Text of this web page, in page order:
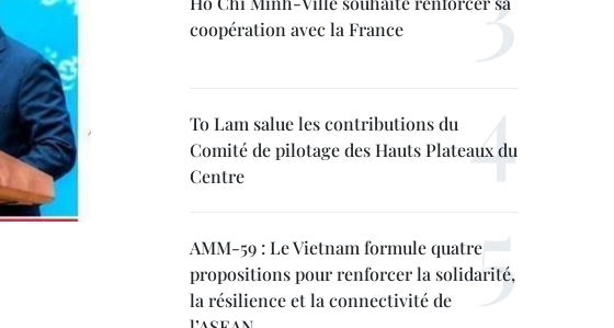
coopération avec la France
To Lam salue les contributions du
Comité de pilotage des Hauts Plateaux du
Centre
AMM-59 : Le Vietnam formule quatre
propositions pour renforcer la solidarité,
la résilience et la connectivité de